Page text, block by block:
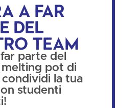
a far
del
team
parte del
pot di
condividi la tua
studenti